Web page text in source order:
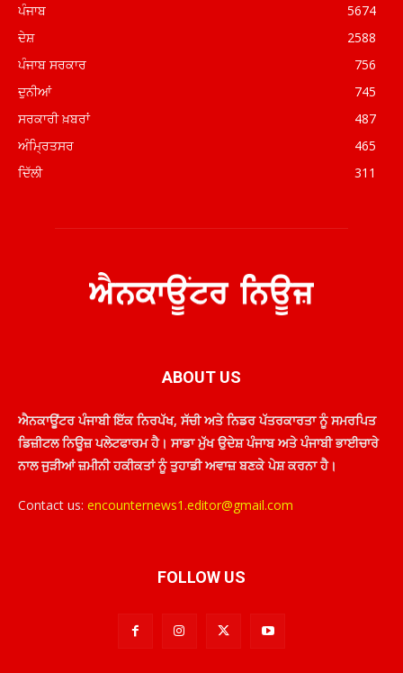
ਪੰਜਾਬ
5674
ਦੇਸ਼
2588
ਪੰਜਾਬ ਸਰਕਾਰ
756
ਦੁਨੀਆਂ
745
ਸਰਕਾਰੀ ਖ਼ਬਰਾਂ
487
ਅੰਮ੍ਰਿਤਸਰ
465
ਦਿੱਲੀ
311
ABOUT US
ਐਨਕਾਊਂਟਰ ਪੰਜਾਬੀ ਇੱਕ ਨਿਰਪੱਖ, ਸੱਚੀ ਅਤੇ ਨਿਡਰ ਪੱਤਰਕਾਰਤਾ ਨੂੰ ਸਮਰਪਿਤ
ਡਿਜ਼ੀਟਲ ਨਿਊਜ਼ ਪਲੇਟਫਾਰਮ ਹੈ। ਸਾਡਾ ਮੁੱਖ ਉਦੇਸ਼ ਪੰਜਾਬ ਅਤੇ ਪੰਜਾਬੀ ਭਾਈਚਾਰੇ
ਨਾਲ ਜੁੜੀਆਂ ਜ਼ਮੀਨੀ ਹਕੀਕਤਾਂ ਨੂੰ ਤੁਹਾਡੀ ਅਵਾਜ਼ ਬਣਕੇ ਪੇਸ਼ ਕਰਨਾ ਹੈ।
Contact us: encounternews1.editor@gmail.com
FOLLOW US